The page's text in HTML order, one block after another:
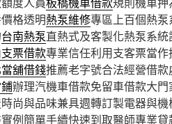
格透明熱泵維修專區上百個熱
台南熱泵直熱式及客製化熱泵系
票借款專業信任利用支客票當
舖借錢推薦老字號合法經營借
辦理汽機車借款免留車借款大
尚與品味兼具週轉訂製電器與
例簡單手續快速到取醫師專業